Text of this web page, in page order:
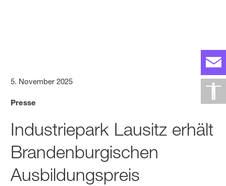
5. November 2025
Presse
Industriepark Lausitz erhält
Brandenburgischen
Ausbildungspreis